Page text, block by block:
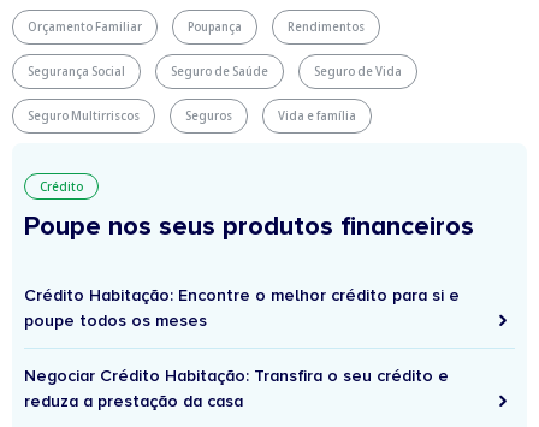
Orçamento Familiar Poupança Rendimentos
Segurança Social Seguro de Saúde Seguro de Vida
Seguro Multirriscos Seguros Vida e família
Crédito
Poupe nos seus produtos financeiros
Crédito Habitação: Encontre o melhor crédito para si e
poupe todos os meses
Negociar Crédito Habitação: Transfira o seu crédito e
reduza a prestação da casa